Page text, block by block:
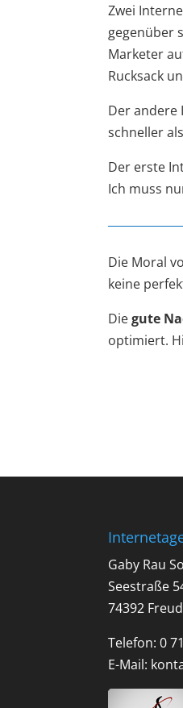
Zwei
gegenüber
Marketer
Rucksack
Der andere
schneller
Der erste
Ich muss
Die Moral
keine
Diegute
optimiert.
Gaby Rau
Seestraße
74392
Telefon: 0
E-Mail: